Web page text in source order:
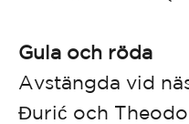
Gula och röda
Avstängda vid
Đurić och